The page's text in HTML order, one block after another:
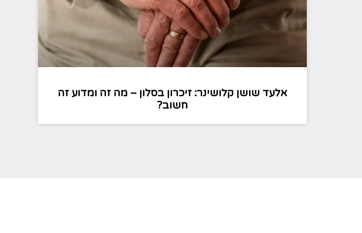
אלעד שושן קלושינר: זיכרון בסלון – מה זה ומדוע זה
חשוב?